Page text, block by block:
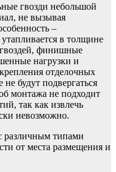
гвозди небольшой
не вызывая
–
в толщине
финишные
нагрузки и
отделочных
будут подвергаться
монтажа не подходит
так как извлечь
невозможно.
типами
от места размещения и